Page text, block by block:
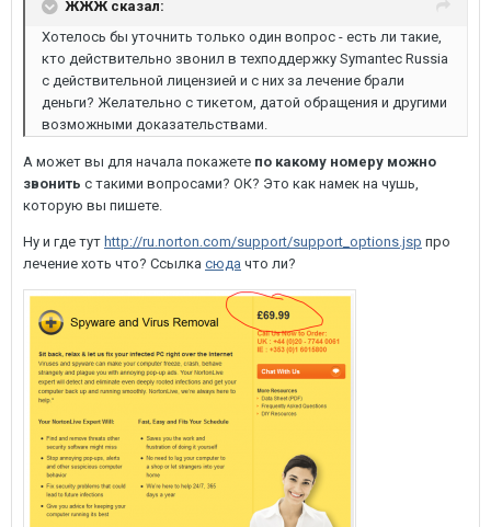
ЖЖЖ сказал:
Хотелось бы уточнить только один вопрос - есть ли такие,
кто действительно звонил в техподдержку Symantec Russia
с действительной лицензией и с них за лечение брали
деньги? Желательно с тикетом, датой обращения и другими
возможными доказательствами.
А может вы для начала покажете по какому номеру можно
звонить с такими вопросами? ОК? Это как намек на чушь,
которую вы пишете.
Ну и где тут http://ru.norton.com/support/support_options.jsp про
лечение хоть что? Ссылка сюда что ли?